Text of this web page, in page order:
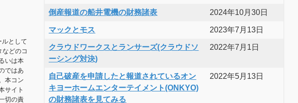
として
などのコ
いは本
ではあ
本コン
サイト
切の責
倒産報道の船井電機の財務諸表 2024年10月30日
マックとモス 2023年7月13日
クラウドワークスとランサーズ(クラウドソ
ーシング対決)
2022年7月1日
自己破産を申請したと報道されているオン
キヨーホームエンターテイメント(ONKYO)
の財務諸表を見てみる
2022年5月13日